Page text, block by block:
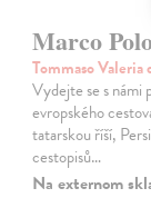
Marco
Tommaso Valeria
Vydejte se s námi
evropského
tatarskou říší,
cestopisů…
Na externom